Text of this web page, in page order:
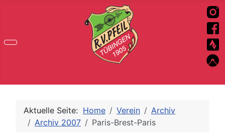
Aktuelle Seite: Home Verein
Archiv
Archiv 2007
Paris-Brest-Paris